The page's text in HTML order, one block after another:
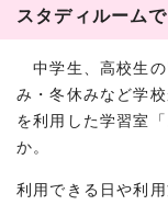
スタディルーム
中学生、高校生の
み・冬休みなど学
を利用した学習室
か。
利用できる日や利